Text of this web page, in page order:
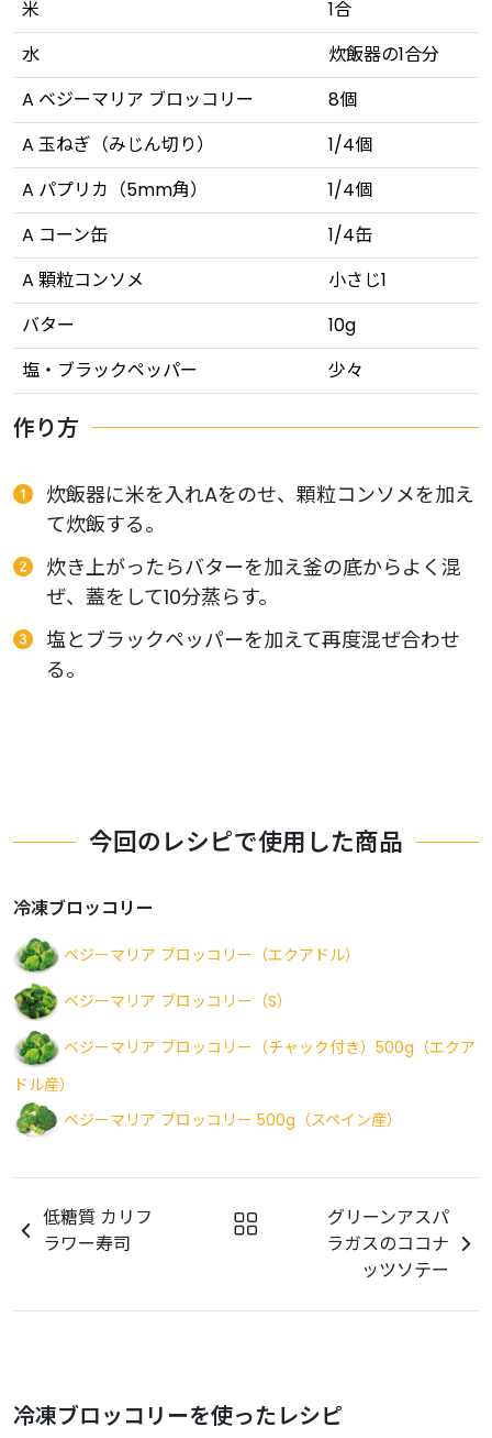
米
1合
水
炊飯器の1合分
A ベジーマリア ブロッコリー
8個
A 玉ねぎ（みじん切り）
1/4個
A パプリカ（5mm角）
1/4個
A コーン缶
1/4缶
A 顆粒コンソメ
小さじ1
バター
10g
塩・ブラックペッパー
少々
作り方
炊飯器に米を入れAをのせ、顆粒コンソメを加え
て炊飯する。
炊き上がったらバターを加え釜の底からよく混
ぜ、蓋をして10分蒸らす。
塩とブラックペッパーを加えて再度混ぜ合わせ
る。
今回のレシピで使用した商品
冷凍ブロッコリー
ベジーマリア ブロッコリー（エクアドル）
ベジーマリア ブロッコリー（S）
ベジーマリア ブロッコリー（チャック付き）500g（エクア
ドル産）
ベジーマリア ブロッコリー 500g（スペイン産）
低糖質 カリフ
ラワー寿司
グリーンアスパ
ラガスのココナ
ッツソテー
冷凍ブロッコリーを使ったレシピ